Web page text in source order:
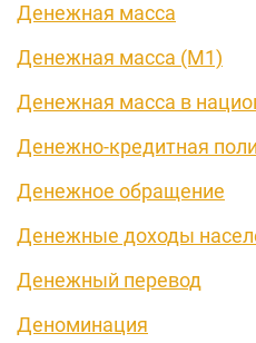
Денежная масса
Денежная масса (М1)
Денежная масса в
Денежно-кредитная
Денежное обращение
Денежные доходы
Денежный перевод
Деноминация